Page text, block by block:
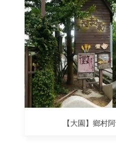
【大園】鄉村